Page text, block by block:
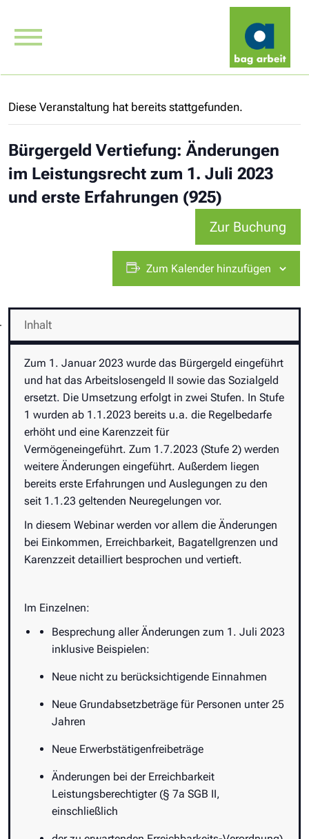
Diese Veranstaltung hat bereits stattgefunden.
Bürgergeld Vertiefung: Änderungen
im Leistungsrecht zum 1. Juli 2023
und erste Erfahrungen (925)
Zur Buchung
Zum Kalender hinzufügen
Inhalt
Zum 1. Januar 2023 wurde das Bürgergeld eingeführt
und hat das Arbeitslosengeld II sowie das Sozialgeld
ersetzt. Die Umsetzung erfolgt in zwei Stufen. In Stufe
1 wurden ab 1.1.2023 bereits u.a. die Regelbedarfe
erhöht und eine Karenzzeit für
Vermögeneingeführt. Zum 1.7.2023 (Stufe 2) werden
weitere Änderungen eingeführt. Außerdem liegen
bereits erste Erfahrungen und Auslegungen zu den
seit 1.1.23 geltenden Neuregelungen vor.
In diesem Webinar werden vor allem die Änderungen
bei Einkommen, Erreichbarkeit, Bagatellgrenzen und
Karenzzeit detailliert besprochen und vertieft.
Im Einzelnen:
Besprechung aller Änderungen zum 1. Juli 2023
inklusive Beispielen:
Neue nicht zu berücksichtigende Einnahmen
Neue Grundabsetzbeträge für Personen unter 25
Jahren
Neue Erwerbstätigenfreibeträge
Änderungen bei der Erreichbarkeit
Leistungsberechtigter (§ 7a SGB II,
einschließlich